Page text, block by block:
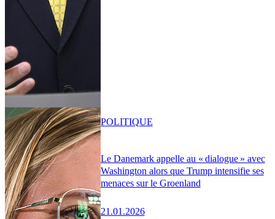
Le Danemark appelle au « dialogue » avec
Washington alors que Trump intensifie ses
menaces sur le Groenland
21.01.2026
POLITIQUE